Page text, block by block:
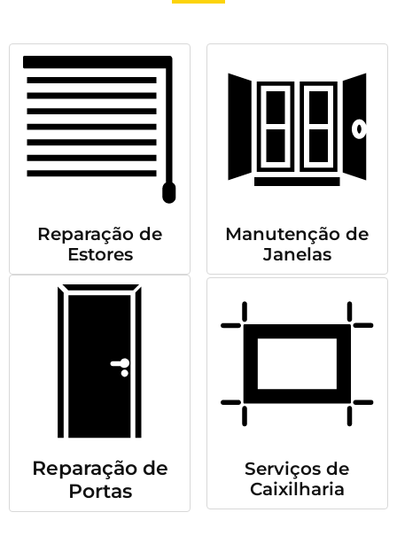
Reparação de
Estores
Manutenção de
Janelas
Reparação de
Portas
Serviços de
Caixilharia